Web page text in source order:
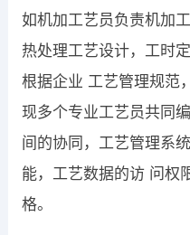
如机加工艺员负责机加
热处理工艺设计，工时
根据企业 工艺管理规范
现多个专业工艺员共同
间的协同，工艺管理系
能，工艺数据的访 问权
格。